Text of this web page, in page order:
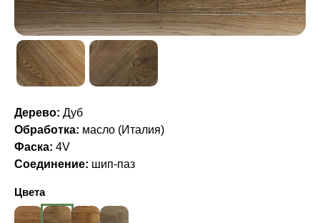
Дерево: Дуб
Обработка: масло (Италия)
Фаска: 4V
Соединение: шип-паз
Цвета